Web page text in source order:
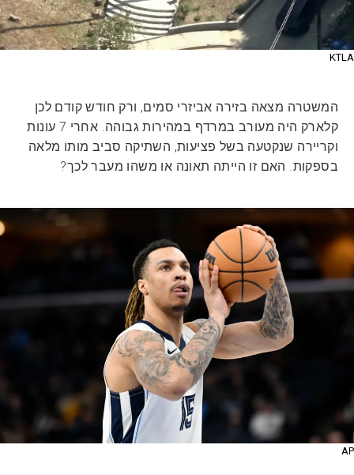
KTLA
המשטרה מצאה בזירה אביזרי סמים, ורק חודש קודם לכן
קלארק היה מעורב במרדף במהירות גבוהה. אחרי 7 עונות
וקריירה שנקטעה בשל פציעות, השתיקה סביב מותו מלאה
בספקות. האם זו הייתה תאונה או משהו מעבר לכך?
AP